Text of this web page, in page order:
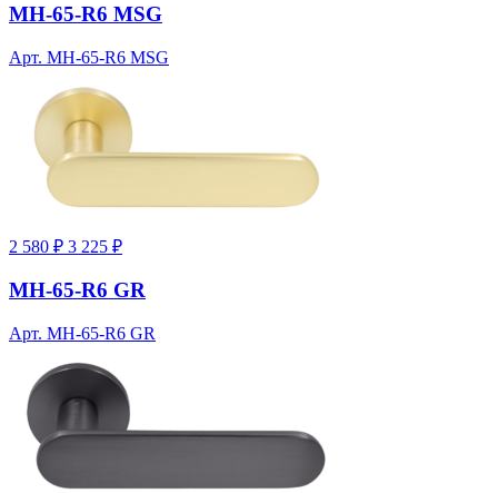
MH-65-R6 MSG
Арт. MH-65-R6 MSG
2 580 ₽ 3 225 ₽
MH-65-R6 GR
Арт. MH-65-R6 GR